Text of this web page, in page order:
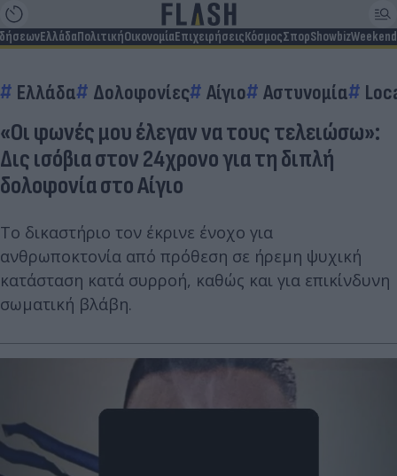
ΕλλάδαΠολιτικήΟικονομίαΕπιχειρήσειςΚόσμοςΣπορShowbizWeekend
Ελλάδα Δολοφονίες Αίγιο Αστυνομία
«Οι φωνές μου έλεγαν να τους τελειώσω»:
Δις ισόβια στον 24χρονο για τη διπλή
δολοφονία στο Αίγιο
Το δικαστήριο τον έκρινε ένοχο για
ανθρωποκτονία από πρόθεση σε ήρεμη ψυχική
κατάσταση κατά συρροή, καθώς και για επικίνδυνη
σωματική βλάβη.